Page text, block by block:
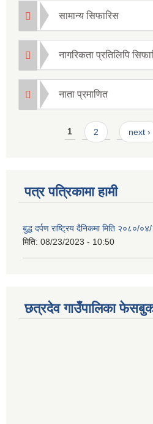
सामान्य सिफारिस
नागरिकता प्रतिलिपि
नाता प्रमाणित
Pages1 2 next ›
पत्र पत्रिकामा हामी
बुद्ध दर्पण राष्ट्रिय दैनिकमा मिति २०८०/
मिति: 08/23/2023 - 10:50
छत्रदेव गाउँपालिका